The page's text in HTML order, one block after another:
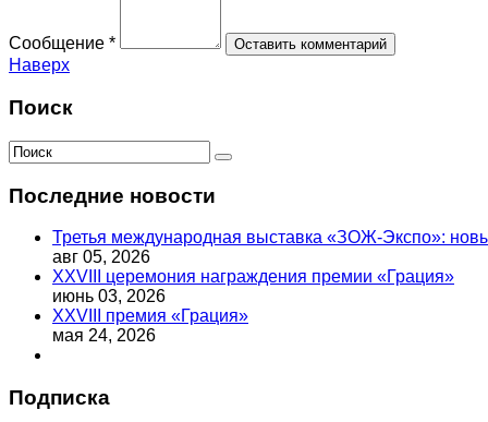
Сообщение *
Наверх
Поиск
Последние новости
Третья международная выставка «ЗОЖ-Экспо»:
авг 05, 2026
XXVIII церемония награждения премии «Грация»
июнь 03, 2026
XXVIII премия «Грация»
мая 24, 2026
Подписка